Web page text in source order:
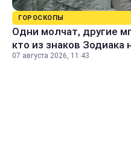
ГОРОСКОПЫ
Одни молчат, другие
кто из знаков
07 августа 2026, 11:43